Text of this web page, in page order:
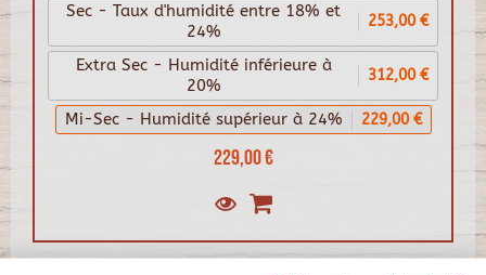
229,00 €
Sec - Taux d'humidité entre 18% et
24%
253,00 €
Extra Sec - Humidité inférieure à
20%
312,00 €
Mi-Sec - Humidité supérieur à 24% 229,00 €